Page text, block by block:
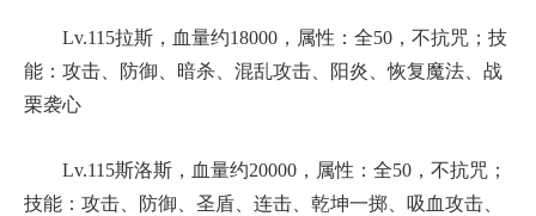
Lv.115拉斯，血量约18000，属性：全50，不抗咒；技
能：攻击、防御、暗杀、混乱攻击、阳炎、恢复魔法、战
栗袭心
Lv.115斯洛斯，血量约20000，属性：全50，不抗咒；
技能：攻击、防御、圣盾、连击、乾坤一掷、吸血攻击、